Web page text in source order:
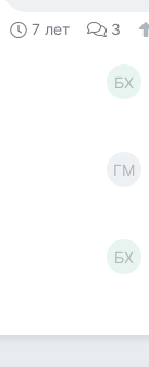
7 лет 3
БХ
ГМ
БХ